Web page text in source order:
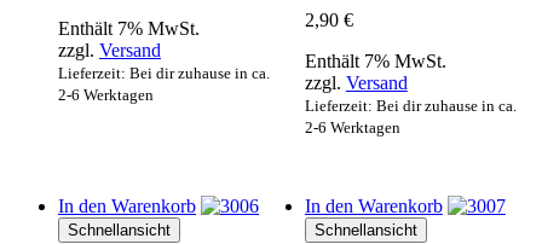
Enthält 7% MwSt.
zzgl. Versand
Lieferzeit: Bei dir zuhause in ca.
2-6 Werktagen
2,90 €
Enthält 7% MwSt.
zzgl. Versand
Lieferzeit: Bei dir zuhause in ca.
2-6 Werktagen
In den Warenkorb
Schnellansicht
In den Warenkorb
Schnellansicht